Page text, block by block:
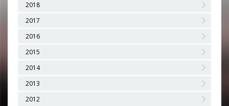
2018
2017
2016
2015
2014
2013
2012